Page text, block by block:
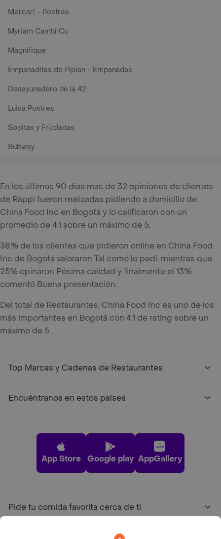
Mercari - Postres
Myriam Camhi Co
Magnifique
Empanaditas de Pipian - Empanadas
Desayunadero de la 42
Luisa Postres
Sopitas y Frijoladas
Subway
En los últimos 90 días mas de 32 opiniones de clientes
de Rappi fueron realizadas pidiendo a domicilio de
China Food Inc en Bogotá y lo calificaron con un
promedio de 4.1 sobre un máximo de 5.
38% de los clientes que pidieron online en China Food
Inc de Bogotá valoraron Tal como lo pedí, mientras que
25% opinaron Pésima calidad y finalmente el 13%
comentó Buena presentación.
Del total de Restaurantes, China Food Inc es uno de los
más importantes en Bogotá con 4.1 de rating sobre un
máximo de 5.
Top Marcas y Cadenas de Restaurantes
Encuéntranos en estos países
App Store Google play AppGallery
Pide tu comida favorita cerca de ti